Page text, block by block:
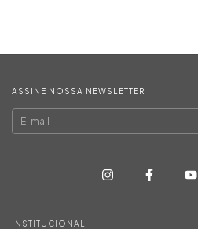
ASSINE NOSSA NEWSLETTER
INSTITUCIONAL